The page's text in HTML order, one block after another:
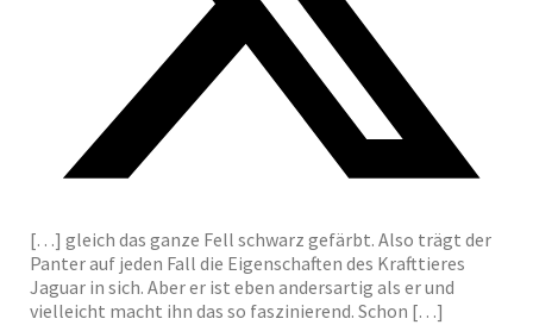
[…] gleich das ganze Fell schwarz gefärbt. Also trägt der
Panter auf jeden Fall die Eigenschaften des Krafttieres
Jaguar in sich. Aber er ist eben andersartig als er und
vielleicht macht ihn das so faszinierend. Schon […]